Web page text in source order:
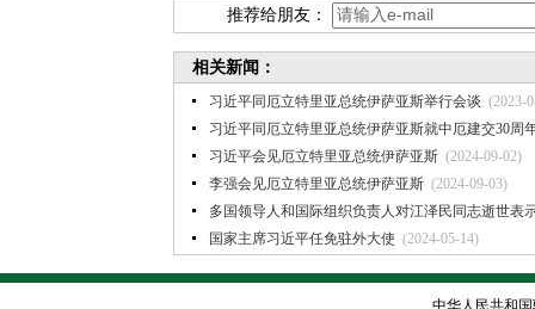
推荐给朋友：
相关新闻：
习近平同厄立特里亚总统伊萨亚斯举行会谈 (2023-
习近平同厄立特里亚总统伊萨亚斯就中厄建交30周
习近平会见厄立特里亚总统伊萨亚斯 (2024-09-02)
李强会见厄立特里亚总统伊萨亚斯 (2024-09-03)
多国领导人和国际组织负责人对江泽民同志逝世表
国家主席习近平任免驻外大使 (2024-05-14)
中华人民共和